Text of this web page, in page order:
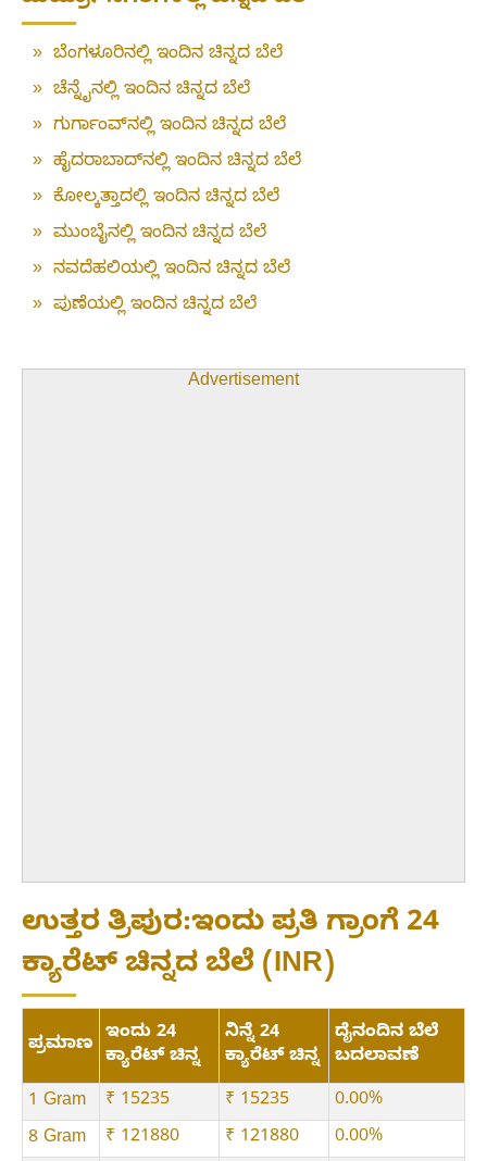
» ಬೆಂಗಳೂರಿನಲ್ಲಿ ಇಂದಿನ ಚಿನ್ನದ ಬೆಲೆ
» ಚೆನ್ನೈನಲ್ಲಿ ಇಂದಿನ ಚಿನ್ನದ ಬೆಲೆ
» ಗುರ್ಗಾಂವ್‌ನಲ್ಲಿ ಇಂದಿನ ಚಿನ್ನದ ಬೆಲೆ
» ಹೈದರಾಬಾದ್‌ನಲ್ಲಿ ಇಂದಿನ ಚಿನ್ನದ ಬೆಲೆ
» ಕೋಲ್ಕತ್ತಾದಲ್ಲಿ ಇಂದಿನ ಚಿನ್ನದ ಬೆಲೆ
» ಮುಂಬೈನಲ್ಲಿ ಇಂದಿನ ಚಿನ್ನದ ಬೆಲೆ
» ನವದೆಹಲಿಯಲ್ಲಿ ಇಂದಿನ ಚಿನ್ನದ ಬೆಲೆ
» ಪುಣೆಯಲ್ಲಿ ಇಂದಿನ ಚಿನ್ನದ ಬೆಲೆ
Advertisement
ಉತ್ತರ ತ್ರಿಪುರ:ಇಂದು ಪ್ರತಿ ಗ್ರಾಂಗೆ 24
ಕ್ಯಾರೆಟ್ ಚಿನ್ನದ ಬೆಲೆ (INR)
ಪ್ರಮಾಣ ಇಂದು 24
ಕ್ಯಾರೆಟ್ ಚಿನ್ನ
ನಿನ್ನೆ 24
ಕ್ಯಾರೆಟ್ ಚಿನ್ನ
ದೈನಂದಿನ ಬೆಲೆ
ಬದಲಾವಣೆ
1 Gram
₹ 15235 ₹ 15235
0.00%
8 Gram
₹ 121880 ₹ 121880
0.00%